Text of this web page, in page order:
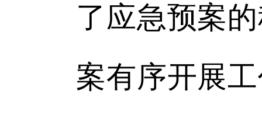
了应急预案
案有序开展